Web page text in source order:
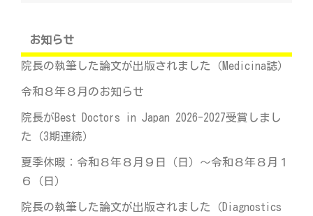
お知らせ
院長の執筆した論文が出版されました（Medicina誌）
令和８年８月のお知らせ
院長がBest Doctors in Japan 2026-2027受賞しまし
た（3期連続）
夏季休暇：令和８年８月９日（日）～令和８年８月１
６（日）
院長の執筆した論文が出版されました（Diagnostics